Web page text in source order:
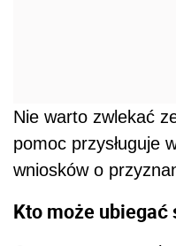
Nie warto zwlekać
pomoc przysługuje
wniosków o
Kto może ubiegać